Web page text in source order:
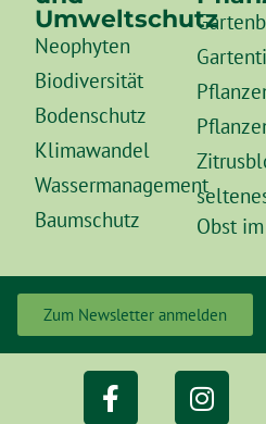
Umweltschutz
Neophyten
Biodiversität
Bodenschutz
Klimawandel
Wassermanagement
Baumschutz
Obst
Zum Newsletter anmelden